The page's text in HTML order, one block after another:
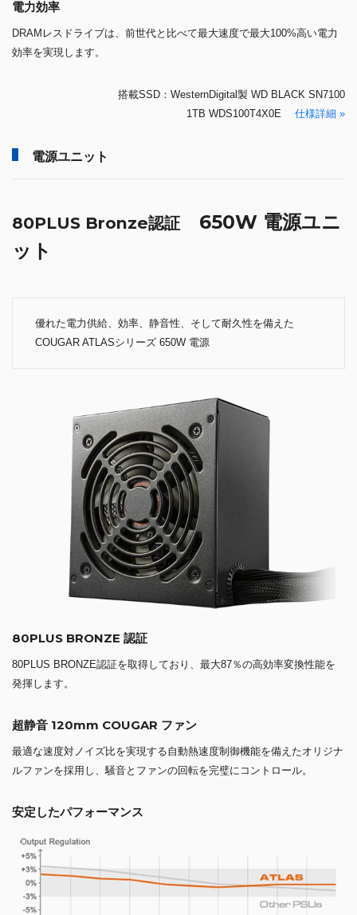
電力効率
DRAMレスドライブは、前世代と比べて最大速度で最大100%高い電力
効率を実現します。
搭載SSD：WesternDigital製 WD BLACK SN7100
1TB WDS100T4X0E 仕様詳細 »
電源ユニット
80PLUS Bronze認証 650W 電源ユニ
ット
優れた電力供給、効率、静音性、そして耐久性を備えた
COUGAR ATLASシリーズ 650W 電源
80PLUS BRONZE 認証
80PLUS BRONZE認証を取得しており、最大87％の高効率変換性能を
発揮します。
超静音 120mm COUGAR ファン
最適な速度対ノイズ比を実現する自動熱速度制御機能を備えたオリジナ
ルファンを採用し、騒音とファンの回転を完璧にコントロール。
安定したパフォーマンス